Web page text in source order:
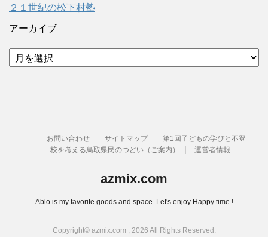
２１世紀の松下村塾
アーカイブ
ア
ー
お問い合わせ サイトマップ
第1回子どもの学びと不登
校を考える鳥取県民のつどい（ご案内）
運営者情報
azmix.com
Ablo is my favorite goods and space. Let's enjoy Happy time !
Copyright© azmix.com , 2026 All Rights Reserved.